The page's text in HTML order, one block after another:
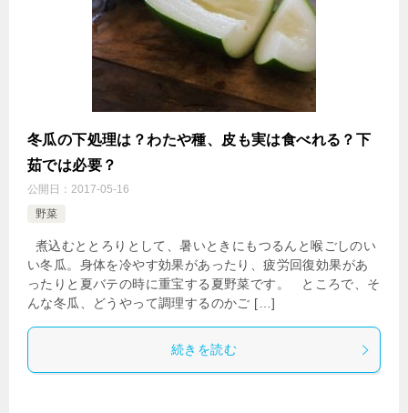
冬瓜の下処理は？わたや種、皮も実は食べれる？下
茹では必要？
公開日： 2017-05-16
野菜
煮込むととろりとして、暑いときにもつるんと喉ごしのい
い冬瓜。身体を冷やす効果があったり、疲労回復効果があ
ったりと夏バテの時に重宝する夏野菜です。 ところで、そ
んな冬瓜、どうやって調理するのかご […]
続きを読む